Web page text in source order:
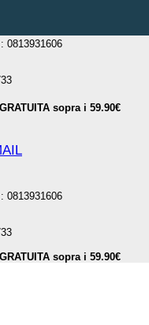
: 0813931606
sopra i 59.90€
: 0813931606
sopra i 59.90€